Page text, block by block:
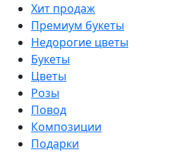
Хит продаж
Премиум букеты
Недорогие цветы
Букеты
Цветы
Розы
Повод
Композиции
Подарки